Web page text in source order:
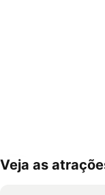
Ampliar mapa
Veja as